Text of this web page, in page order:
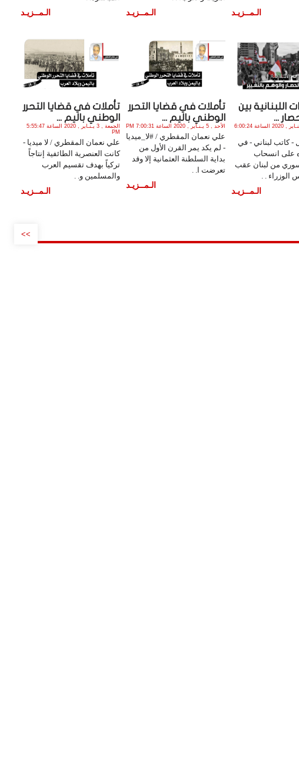
الـمــزيـد الـمــزيـد الـمــزيـد
اللبنانية بين
...
السبت , 18 يـنـاير , 2020 الساعة 6:00:24
- كاتب لبناني - في
على انسحاب
من لبنان عقب
الوزراء . .
الـمــزيـد
تأملات في قضايا التحرر
الوطني باليم ...
الأحد , 5 يـنـاير , 2020 الساعة 7:00:31 PM
علي نعمان المقطري / #لا_ميديا
- لم يكد يمر القرن الأول من
بداية السلطنة العثمانية إلا وقد
تعرضت ا. .
الـمــزيـد
تأملات في قضايا التحرر
الوطني باليم ...
الجمعة , 3 يـنـاير , 2020 الساعة 5:55:47
PM
علي نعمان المقطري / لا ميديا -
كانت العنصرية الطائفية إنتاجاً
تركياً بهدف تقسيم العرب
والمسلمين و. .
الـمــزيـد
>>